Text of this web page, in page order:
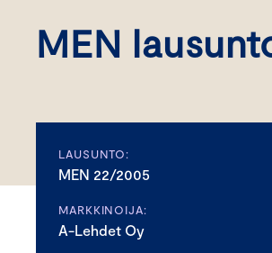
MEN
LAUSUNTO:
MEN 22/2005
MARKKINOIJA:
A-Lehdet Oy